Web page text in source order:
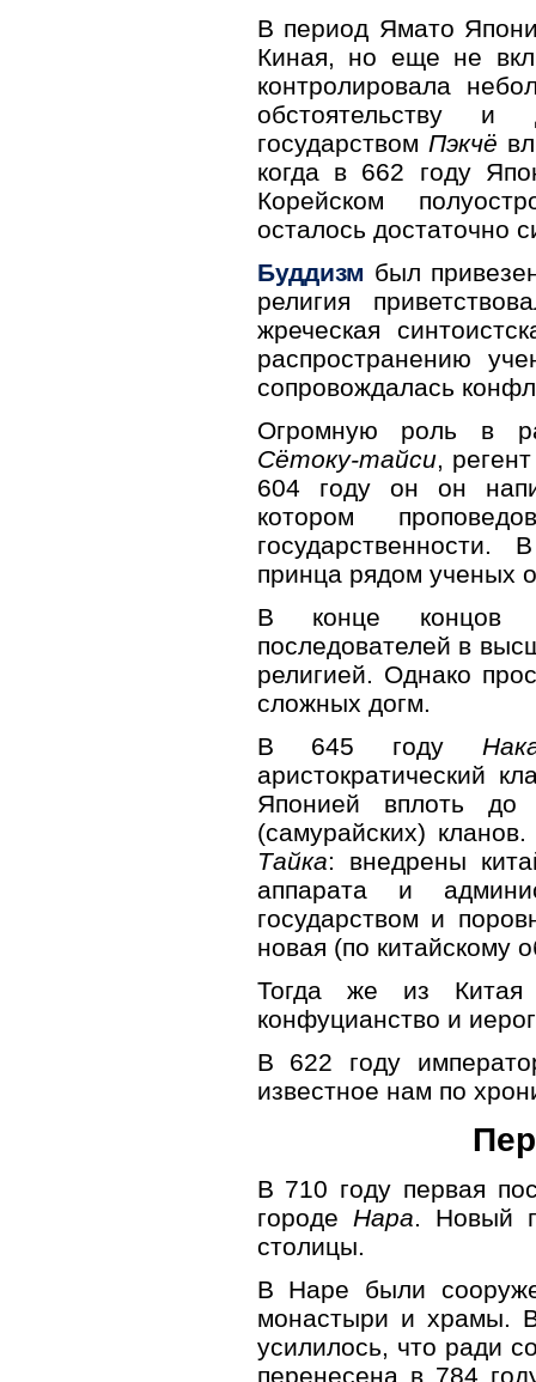
В период Ямато
Киная, но еще не
контролировала
обстоятельству
государством Пэкчё
когда в 662 году
Корейском
осталось достаточно
Буддизм был
религия
жреческая
распространению
сопровождалась
Огромную роль в
Сётоку-тайси,
604 году он он
котором
принца рядом ученых
В конце концов
последователей в
религией. Однако
сложных догм.
В 645 году
аристократический
Японией вплоть
(самурайских)
Тайка: внедрены
аппарата и
государством и
новая (по китайскому
Тогда же из
конфуцианство и
В 622 году
известное нам по
В 710 году первая
городе Нара. Новый
столицы.
В Наре были
монастыри и храмы.
усилилось, что ради
перенесена в 784